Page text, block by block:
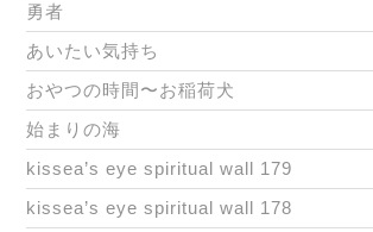
勇者
あいたい気持ち
おやつの時間〜お稲荷犬
始まりの海
kissea’s eye spiritual wall 179
kissea’s eye spiritual wall 178